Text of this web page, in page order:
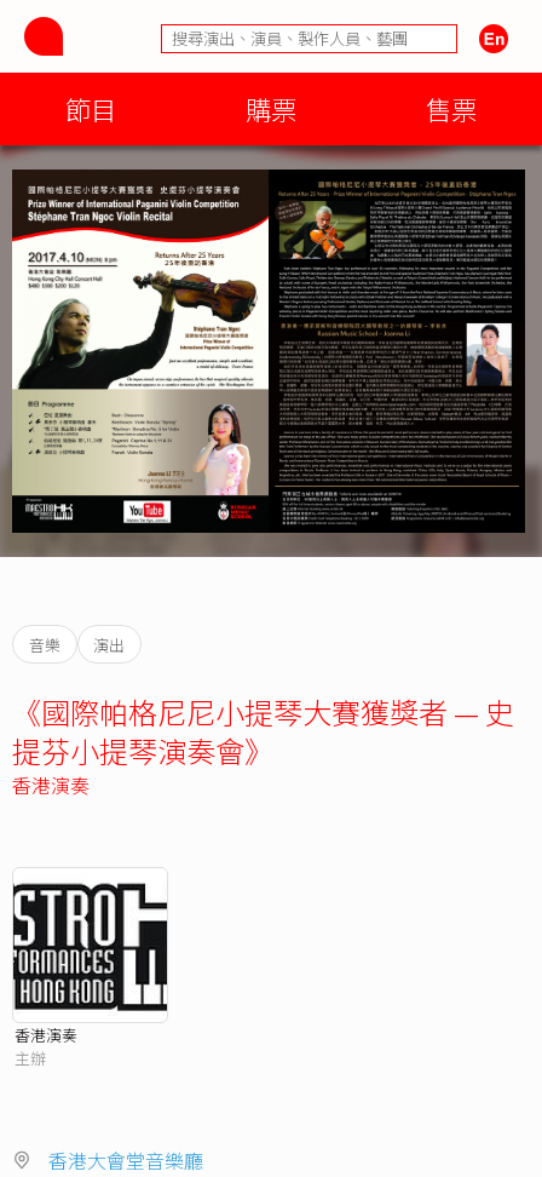
節目 購票 售票
音樂 演出
《國際帕格尼尼小提琴大賽獲獎者 — 史
提芬小提琴演奏會》
香港演奏
香港演奏
主辦
香港大會堂音樂廳